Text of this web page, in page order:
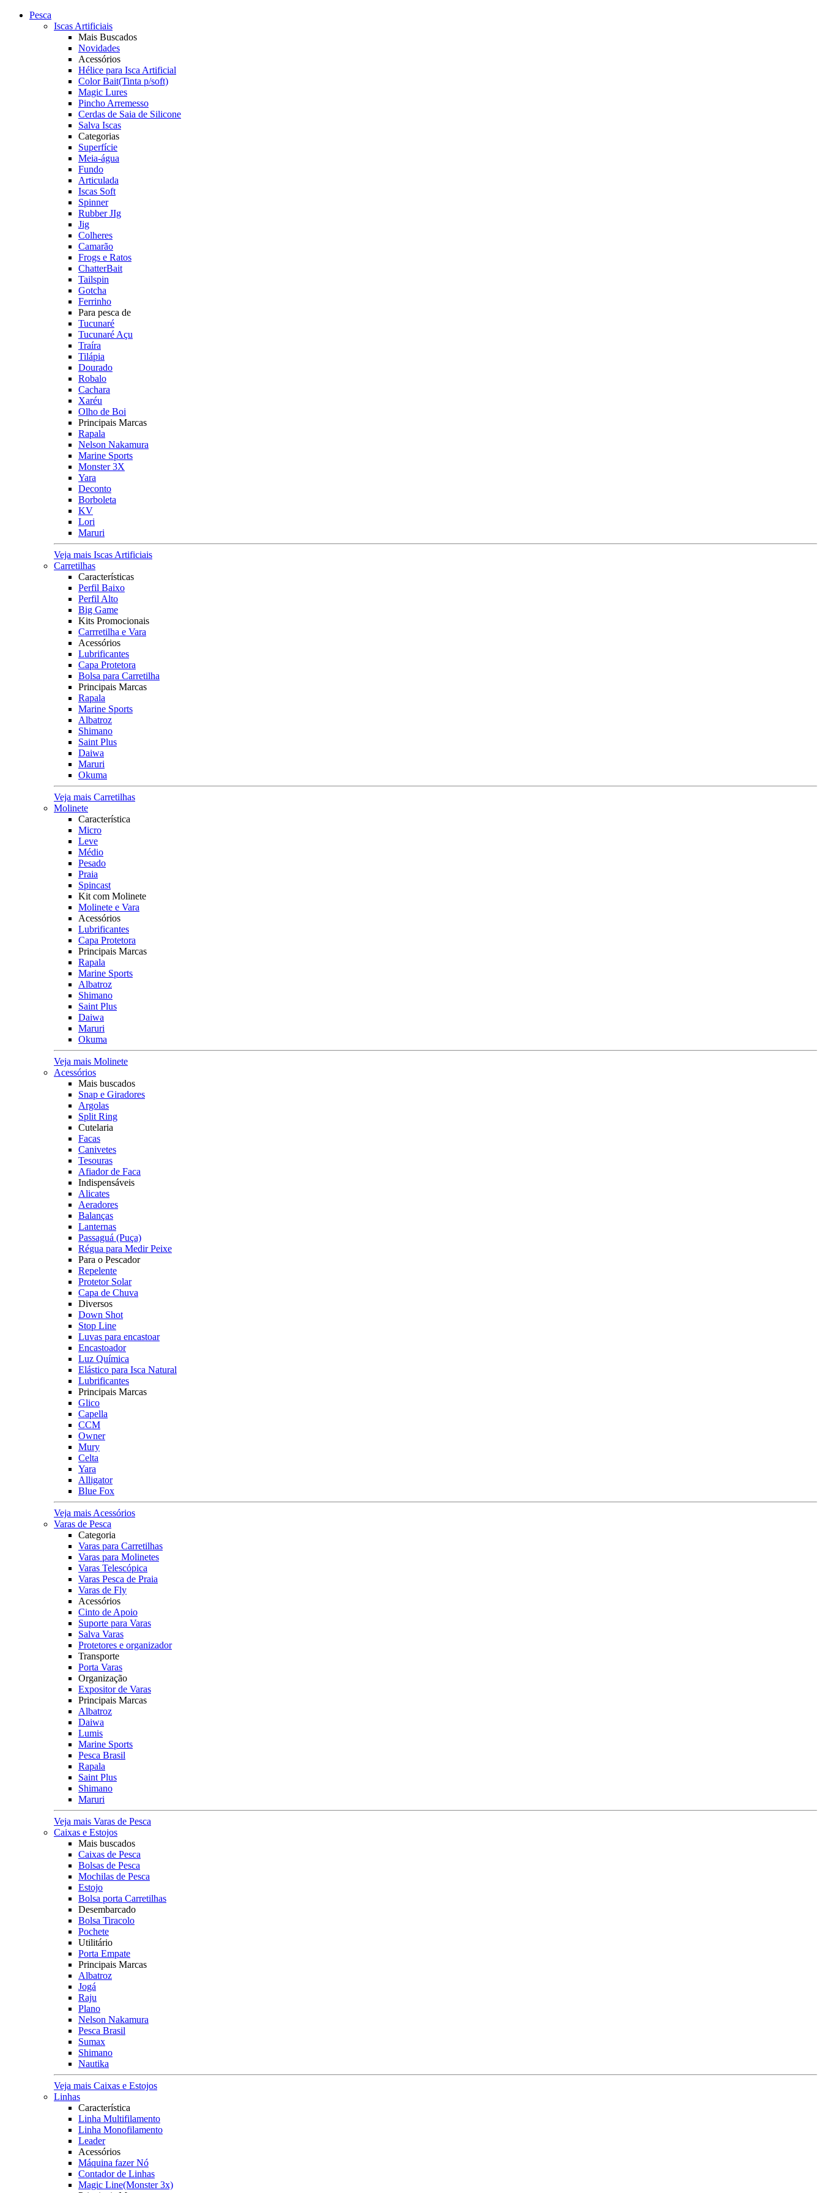
Pesca
Iscas Artificiais
Mais Buscados
Novidades
Acessórios
Hélice para Isca Artificial
Color Bait(Tinta p/soft)
Magic Lures
Pincho Arremesso
Cerdas de Saia de Silicone
Salva Iscas
Categorias
Superfície
Meia-água
Fundo
Articulada
Iscas Soft
Spinner
Rubber JIg
Jig
Colheres
Camarão
Frogs e Ratos
ChatterBait
Tailspin
Gotcha
Ferrinho
Para pesca de
Tucunaré
Tucunaré Açu
Traíra
Tilápia
Dourado
Robalo
Cachara
Xaréu
Olho de Boi
Principais Marcas
Rapala
Nelson Nakamura
Marine Sports
Monster 3X
Yara
Deconto
Borboleta
KV
Lori
Maruri
Veja mais Iscas Artificiais
Carretilhas
Características
Perfil Baixo
Perfil Alto
Big Game
Kits Promocionais
Carrretilha e Vara
Acessórios
Lubrificantes
Capa Protetora
Bolsa para Carretilha
Principais Marcas
Rapala
Marine Sports
Albatroz
Shimano
Saint Plus
Daiwa
Maruri
Okuma
Veja mais Carretilhas
Molinete
Característica
Micro
Leve
Médio
Pesado
Praia
Spincast
Kit com Molinete
Molinete e Vara
Acessórios
Lubrificantes
Capa Protetora
Principais Marcas
Rapala
Marine Sports
Albatroz
Shimano
Saint Plus
Daiwa
Maruri
Okuma
Veja mais Molinete
Acessórios
Mais buscados
Snap e Giradores
Argolas
Split Ring
Cutelaria
Facas
Canivetes
Tesouras
Afiador de Faca
Indispensáveis
Alicates
Aeradores
Balanças
Lanternas
Passaguá (Puça)
Régua para Medir Peixe
Para o Pescador
Repelente
Protetor Solar
Capa de Chuva
Diversos
Down Shot
Stop Line
Luvas para encastoar
Encastoador
Luz Química
Elástico para Isca Natural
Lubrificantes
Principais Marcas
Glico
Capella
CCM
Owner
Mury
Celta
Yara
Alligator
Blue Fox
Veja mais Acessórios
Varas de Pesca
Categoria
Varas para Carretilhas
Varas para Molinetes
Varas Telescópica
Varas Pesca de Praia
Varas de Fly
Acessórios
Cinto de Apoio
Suporte para Varas
Salva Varas
Protetores e organizador
Transporte
Porta Varas
Organização
Expositor de Varas
Principais Marcas
Albatroz
Daiwa
Lumis
Marine Sports
Pesca Brasil
Rapala
Saint Plus
Shimano
Maruri
Veja mais Varas de Pesca
Caixas e Estojos
Mais buscados
Caixas de Pesca
Bolsas de Pesca
Mochilas de Pesca
Estojo
Bolsa porta Carretilhas
Desembarcado
Bolsa Tiracolo
Pochete
Utilitário
Porta Empate
Principais Marcas
Albatroz
Jogá
Raju
Plano
Nelson Nakamura
Pesca Brasil
Sumax
Shimano
Nautika
Veja mais Caixas e Estojos
Linhas
Característica
Linha Multifilamento
Linha Monofilamento
Leader
Acessórios
Máquina fazer Nó
Contador de Linhas
Magic Line(Monster 3x)